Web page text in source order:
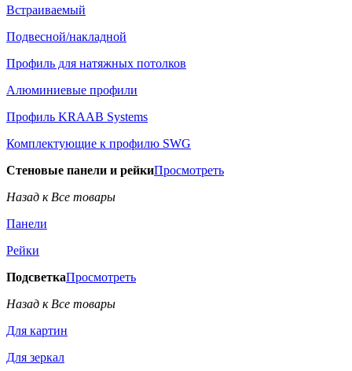
Встраиваемый
Подвесной/накладной
Профиль для натяжных потолков
Алюминиевые профили
Профиль KRAAB Systems
Комплектующие к профилю SWG
Стеновые панели и рейкиПросмотреть
Назад к Все товары
Панели
Рейки
ПодсветкаПросмотреть
Назад к Все товары
Для картин
Для зеркал